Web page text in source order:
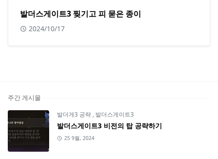
발더스게이트3 찢기고 피 묻은 종이
2024/10/17
주간 게시물
발더게3 공략 , 발더스게이트3
발더스게이트3 비전의 탑 공략하기
25 9월, 2024